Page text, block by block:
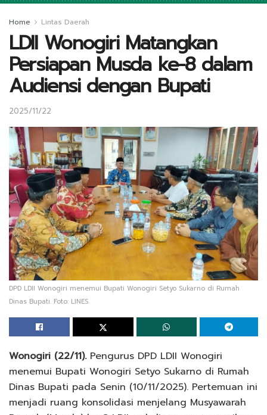
Home Lintas Daerah
LDII Wonogiri Matangkan
Persiapan Musda ke-8 dalam
Audiensi dengan Bupati
2025/11/22
DPD LDII Wonogiri menemui Bupati Wonogiri Setyo Sukarno di Rumah
Dinas Bupati. Foto: LINES.
Wonogiri (22/11).Pengurus DPD LDII Wonogiri
menemui Bupati Wonogiri Setyo Sukarno di Rumah
Dinas Bupati pada Senin (10/11/2025). Pertemuan ini
menjadi ruang konsolidasi menjelang Musyawarah